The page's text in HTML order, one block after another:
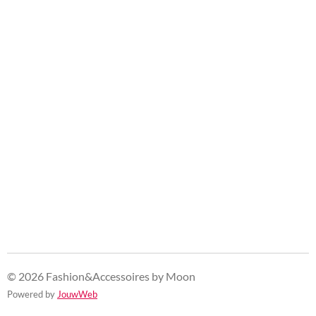
© 2026 Fashion&Accessoires by Moon
Powered by JouwWeb